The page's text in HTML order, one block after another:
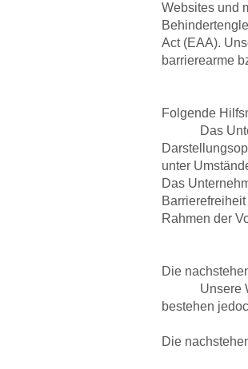
Websites und
Act (EAA).
barrierearme
Folgende
Das
unter
Das
Rahmen der
Die
Unsere
bestehen
Die